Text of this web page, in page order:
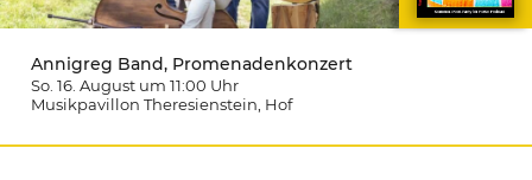
Annigreg Band, Promenadenkonzert
So. 16. August um 11:00 Uhr
Musikpavillon Theresienstein , Hof